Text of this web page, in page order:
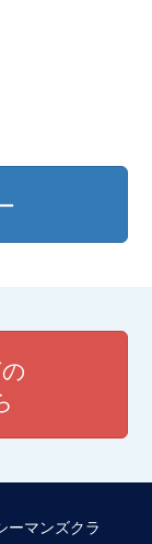
ーマンズクラ